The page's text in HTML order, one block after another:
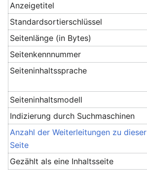
Anzeigetitel
Standardsortierschlüssel
Seitenlänge (in Bytes)
Seitenkennnummer
Seiteninhaltssprache
Seiteninhaltsmodell
Indizierung durch Suchmaschinen
Anzahl der Weiterleitungen zu dieser
Seite
Gezählt als eine Inhaltsseite